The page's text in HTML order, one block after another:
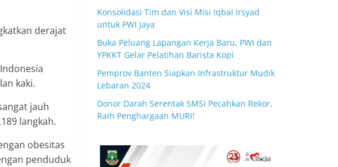
derajat
kaki.
jauh
langkah.
obesitas
penduduk
Konsolidasi Tim dan Visi Misi Iqbal Irsyad
untuk PWI Jaya
Buka Peluang Lapangan Kerja Baru, PWI dan
YPKKT Gelar Pelatihan Barista Kopi
Pemprov Banten Siapkan Infrastruktur Mudik
Lebaran 2024
Donor Darah Serentak SMSI Pecahkan Rekor,
Raih Penghargaan MURI!